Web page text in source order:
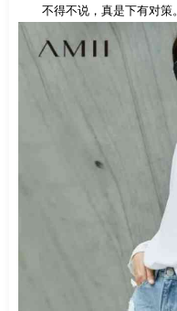
不得不说，真是下有对策。